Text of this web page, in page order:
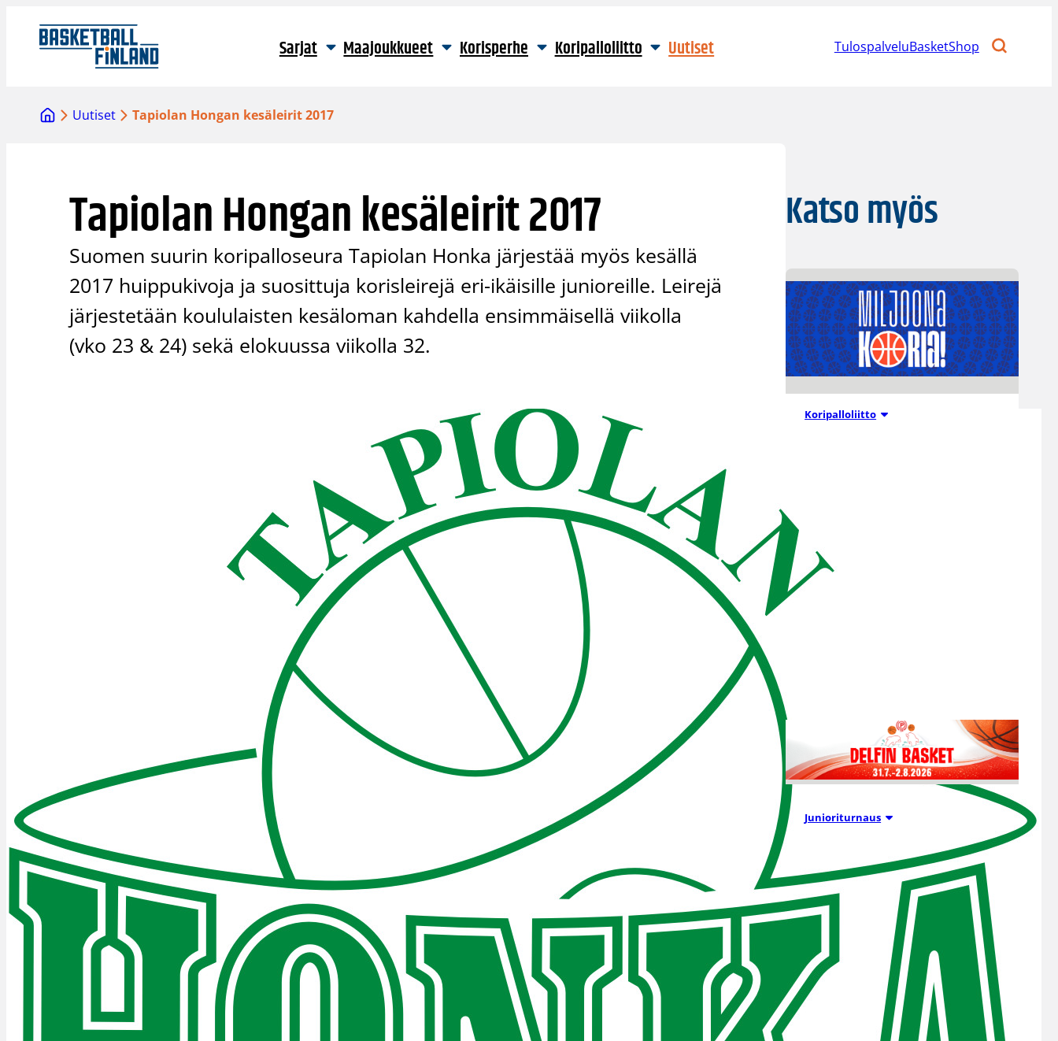
sisältöön
Sarjat Maajoukkueet Korisperhe Koripalloliitto Uutiset TulospalveluBasketShop
Uutiset Tapiolan Hongan kesäleirit 2017
Tapiolan Hongan kesäleirit 2017
Suomen suurin koripalloseura Tapiolan Honka järjestää myös kesällä
2017 huippukivoja ja suosittuja korisleirejä eri-ikäisille junioreille. Leirejä
järjestetään koululaisten kesäloman kahdella ensimmäisellä viikolla
(vko 23 & 24) sekä elokuussa viikolla 32.
Katso myös
Koripalloliitto
alkaa 17.8.
Junioriturnaus
Delfin Basket
Tournament
31.7.-2.8.
Tampereella